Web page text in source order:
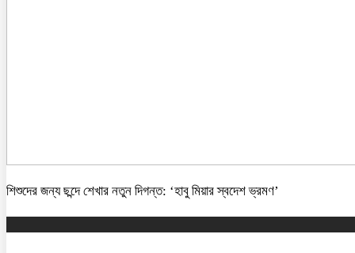
শিশুদের জন্য ছন্দে শেখার নতুন দিগন্ত: ‘হাবু মিয়ার স্বদেশ ভ্রমণ’